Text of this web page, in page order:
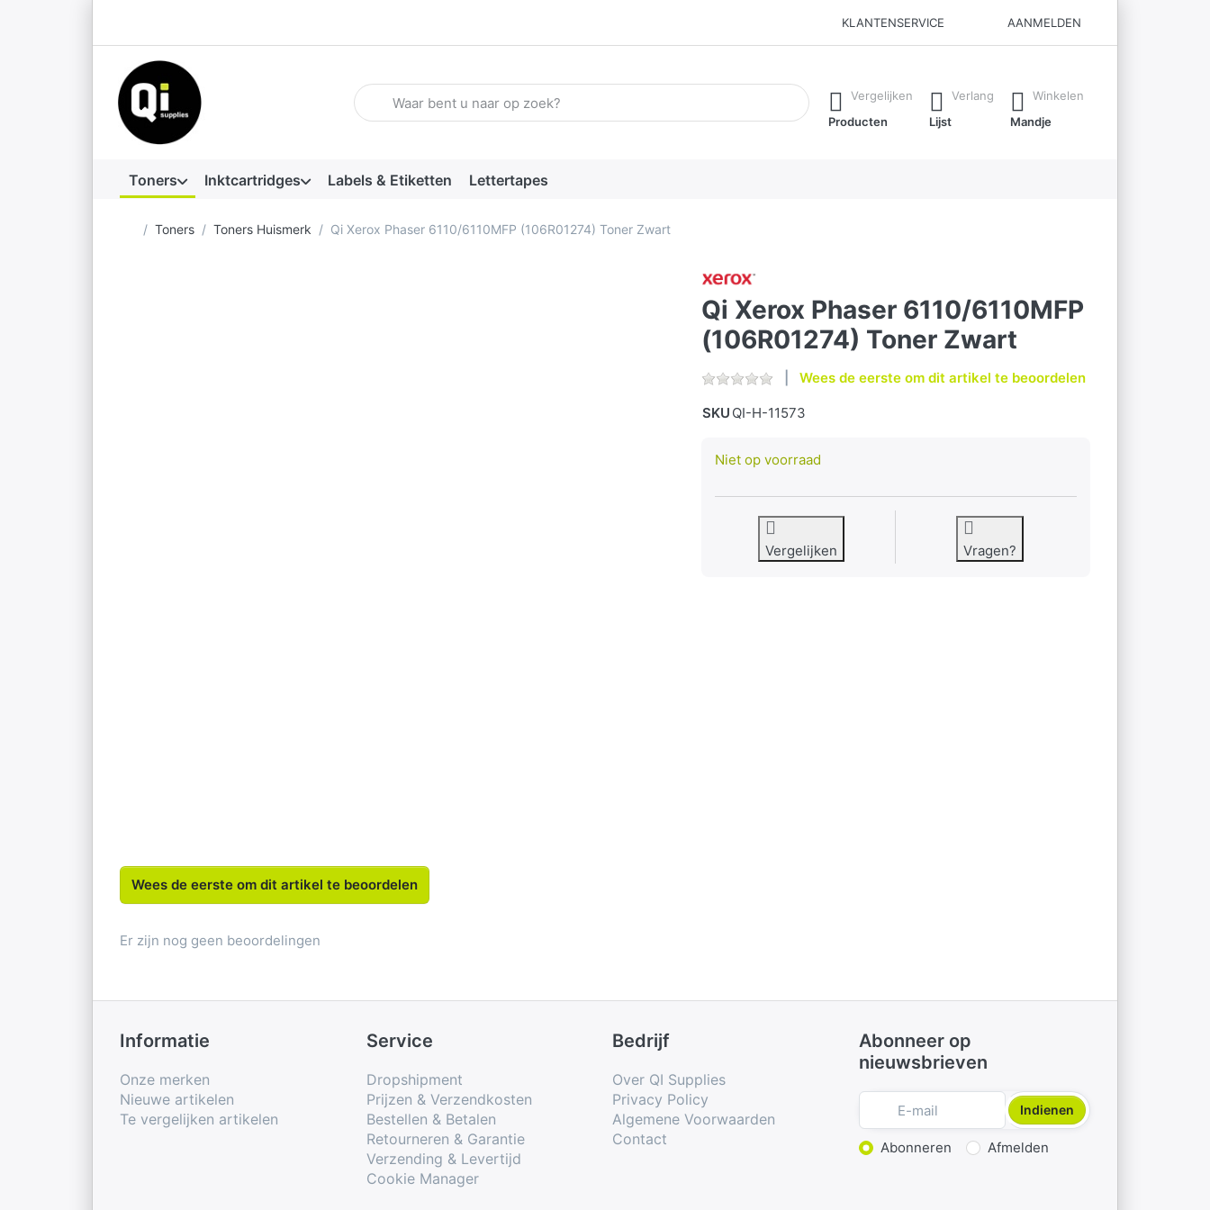
KLANTENSERVICE AANMELDEN
Voer een zoekterm in. De eerste resultaten verschijnen automatisch terwijl je typt. Druk op de Enter-toets om alle resultaten op te
Vergelijken
Producten
Verlang
Lijst
Winkelen
Mandje
Toners Inktcartridges Labels & Etiketten Lettertapes
Startpagina
Toners Toners Huismerk Qi Xerox Phaser 6110/6110MFP (106R01274) Toner Zwart
Qi Xerox Phaser 6110/6110MFP
(106R01274) Toner Zwart
Wees de eerste om dit artikel te beoordelen
SKU QI-H-11573
Niet op voorraad
Vergelijken Vragen?
Wees de eerste om dit artikel te beoordelen
Er zijn nog geen beoordelingen
Informatie
Onze merken
Nieuwe artikelen
Te vergelijken artikelen
Service
Dropshipment
Prijzen & Verzendkosten
Bestellen & Betalen
Retourneren & Garantie
Verzending & Levertijd
Cookie Manager
Bedrijf
Over QI Supplies
Privacy Policy
Algemene Voorwaarden
Contact
Abonneer op
nieuwsbrieven
Indienen
Actie kiezen
Abonneren Afmelden